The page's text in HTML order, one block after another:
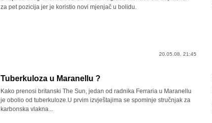
za pet pozicija jer je koristio novi mjenjač u bolidu.
20.05.08. 21:45
Tuberkuloza u Maranellu ?
Kako prenosi britanski The Sun, jedan od radnika Ferraria u Maranellu
je obolio od tuberkuloze.U prvim izvještajima se spominje stručnjak za
karbonska vlakna...